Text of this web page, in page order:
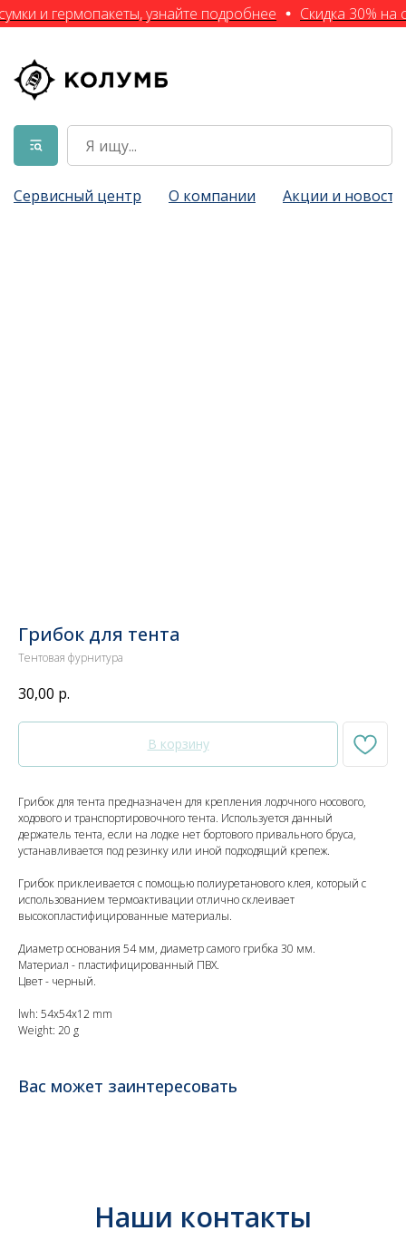
и гермопакеты, узнайте подробнее Скидка 30% на
Сервисный центр О компании Акции и новости
Грибок для тента
Тентовая фурнитура
30,00 р.
В корзину
Грибок для тента предназначен для крепления лодочного носового,
ходового и транспортировочного тента. Используется данный
держатель тента, если на лодке нет бортового привального бруса,
устанавливается под резинку или иной подходящий крепеж.
Грибок приклеивается с помощью полиуретанового клея, который с
использованием термоактивации отлично склеивает
высокопластифицированные материалы.
Диаметр основания 54 мм, диаметр самого грибка 30 мм.
Материал - пластифицированный ПВХ.
Цвет - черный.
lwh: 54x54x12 mm
Weight: 20 g
Вас может заинтересовать
Наши контакты